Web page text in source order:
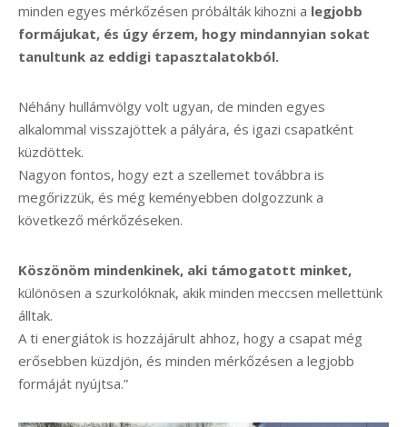
minden egyes mérkőzésen próbálták kihozni a legjobb
formájukat, és úgy érzem, hogy mindannyian sokat
tanultunk az eddigi tapasztalatokból.
Néhány hullámvölgy volt ugyan, de minden egyes
alkalommal visszajöttek a pályára, és igazi csapatként
küzdöttek.
Nagyon fontos, hogy ezt a szellemet továbbra is
megőrizzük, és még keményebben dolgozzunk a
következő mérkőzéseken.
Köszönöm mindenkinek, aki támogatott minket,
különösen a szurkolóknak, akik minden meccsen mellettünk
álltak.
A ti energiátok is hozzájárult ahhoz, hogy a csapat még
erősebben küzdjön, és minden mérkőzésen a legjobb
formáját nyújtsa.”